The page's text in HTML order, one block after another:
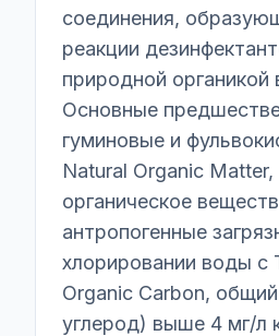
соединения,
реакции
природной органикой
Основные
гуминовые и
Natural Organic
органическое
антропогенные
хлорировании воды с
Organic Carbon, общий
углерод) выше 4 мг/л